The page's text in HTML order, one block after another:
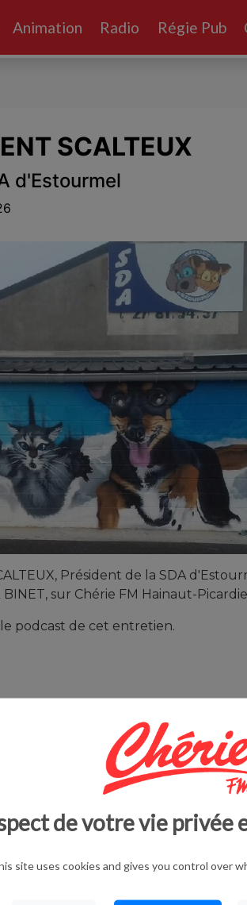
Animation Radio Régie Pub
SCALTEUX
d'Estourmel
Président de la SDA
BINET, sur Chérie FM Hainaut-
le podcast de cet entretien.
de votre vie
site uses cookies and gives you control over